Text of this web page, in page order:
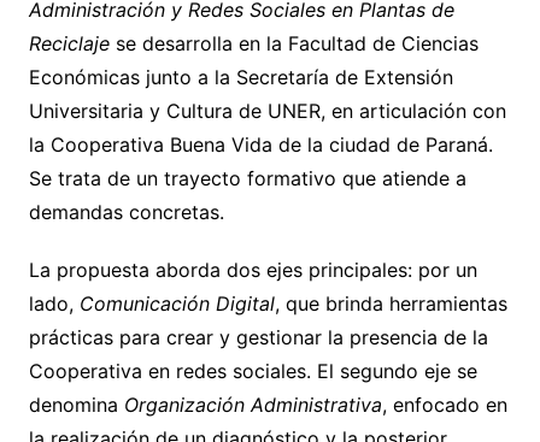
Administración y Redes Sociales en Plantas de
Reciclajese desarrolla en la Facultad de Ciencias
Económicas junto a la Secretaría de Extensión
Universitaria y Cultura de UNER, en articulación con
la Cooperativa Buena Vida de la ciudad de Paraná.
Se trata de un trayecto formativo que atiende a
demandas concretas.
La propuesta aborda dos ejes principales: por un
lado, Comunicación Digital, que brinda herramientas
prácticas para crear y gestionar la presencia de la
Cooperativa en redes sociales. El segundo eje se
denomina Organización Administrativa, enfocado en